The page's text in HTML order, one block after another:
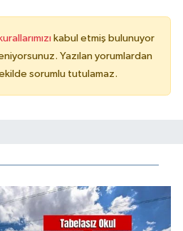
kabul etmiş bulunuyor
Yazılan yorumlardan
sorumlu tutulamaz.